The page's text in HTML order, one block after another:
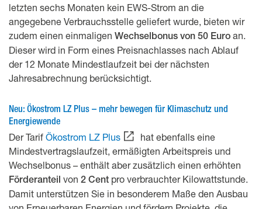
letzten sechs Monaten kein EWS-Strom an die
angegebene Verbrauchsstelle geliefert wurde, bieten wir
zudem einen einmaligen Wechselbonus von 50 Euro an.
Dieser wird in Form eines Preisnachlasses nach Ablauf
der 12 Monate Mindestlaufzeit bei der nächsten
Jahresabrechnung berücksichtigt.
Neu: Ökostrom LZ Plus – mehr bewegen für Klimaschutz und
Energiewende
Der Tarif Ökostrom LZ Plus
hat ebenfalls eine
Mindestvertragslaufzeit, ermäßigten Arbeitspreis und
Wechselbonus – enthält aber zusätzlich einen erhöhten
Förderanteil von 2 Cent pro verbrauchter Kilowattstunde.
Damit unterstützen Sie in besonderem Maße den Ausbau